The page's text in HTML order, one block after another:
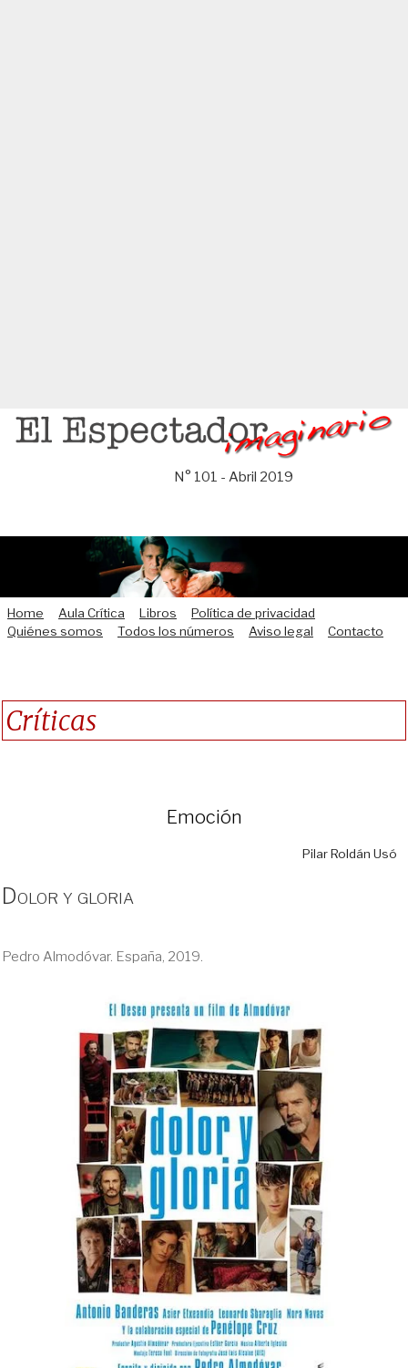
Saltar
N° 101 - Abril 2019
Home Aula Crítica Libros
Política de privacidad
Quiénes somos
Todos los números Aviso legal Contacto
Críticas
Emoción
Pilar Roldán Usó
Dolor y gloria
Pedro Almodóvar. España, 2019.